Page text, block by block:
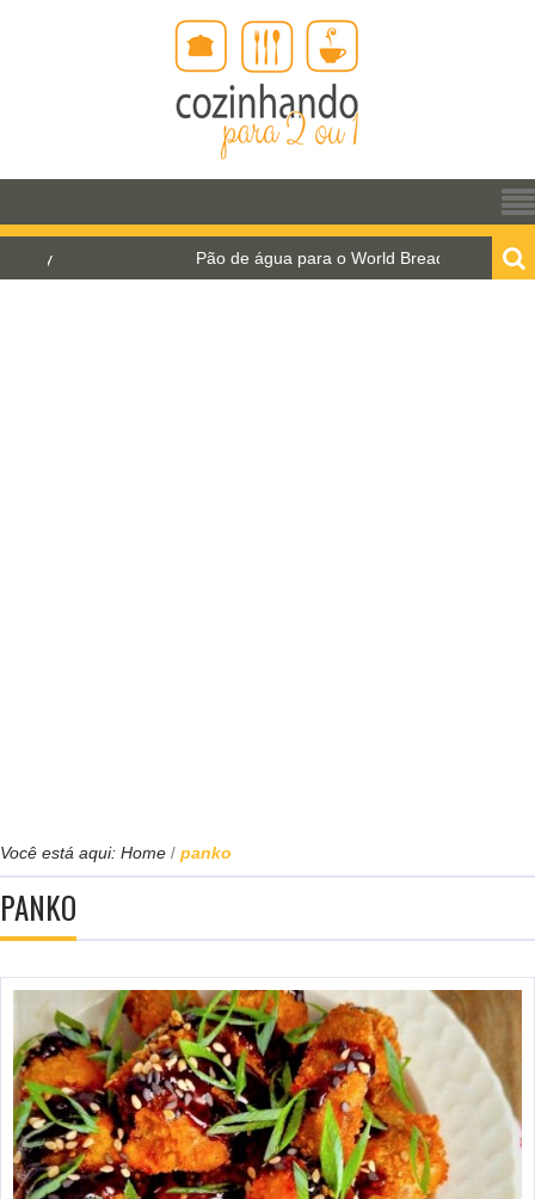
Pão de água para o World Bread Day 2021
Você está aqui: Home / panko
PANKO